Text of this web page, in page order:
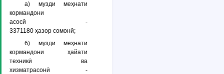
а) музди меҳнати
кормандони
асосӣ -
3371180 ҳазор сомонӣ;
б) музди меҳнати
кормандони ҳайати
техникӣ ва
хизматрасонӣ -